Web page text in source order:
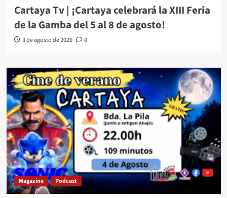
Cartaya Tv | ¡Cartaya celebrará la XIII Feria
de la Gamba del 5 al 8 de agosto!
3 de agosto de 2026 0
Magazine Podcast